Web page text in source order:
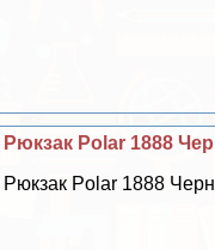
Рюкзак Polar 1888
Рюкзак Polar 1888